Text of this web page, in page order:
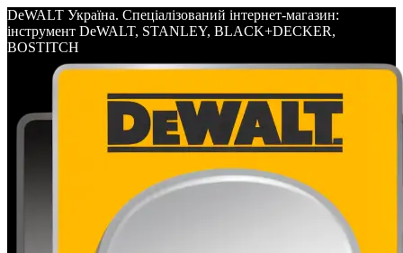
DeWALT Україна. Спеціалізований інтернет-магазин:
інструмент DeWALT, STANLEY, BLACK+DECKER,
BOSTITCH